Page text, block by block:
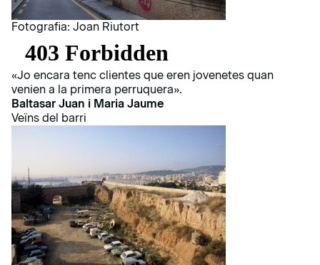
Fotografia: Joan Riutort
«Jo encara tenc clientes que eren jovenetes quan
venien a la primera perruquera».
Baltasar Juan i Maria Jaume
Veïns del barri